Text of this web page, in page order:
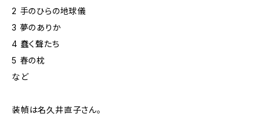
2 手のひらの地球儀
3 夢のありか
4 蠢く聲たち
5 春の枕
など
装幀は名久井直子さん。